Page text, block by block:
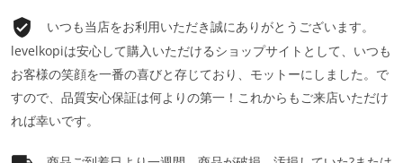
いつも当店をお利用いただき誠にありがとうございます。
levelkopiは安心して購入いただけるショップサイトとして、いつも
お客様の笑顔を一番の喜びと存じており、モットーにしました。で
すので、品質安心保証は何よりの第一！これからもご来店いただけ
れば幸いです。